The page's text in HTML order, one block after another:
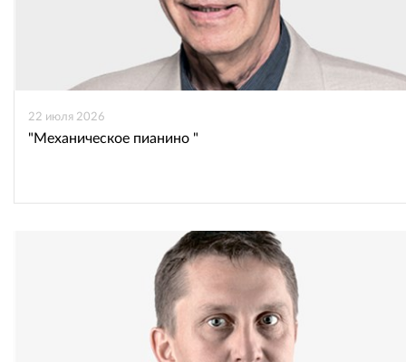
22 июля 2026
"Механическое пианино "